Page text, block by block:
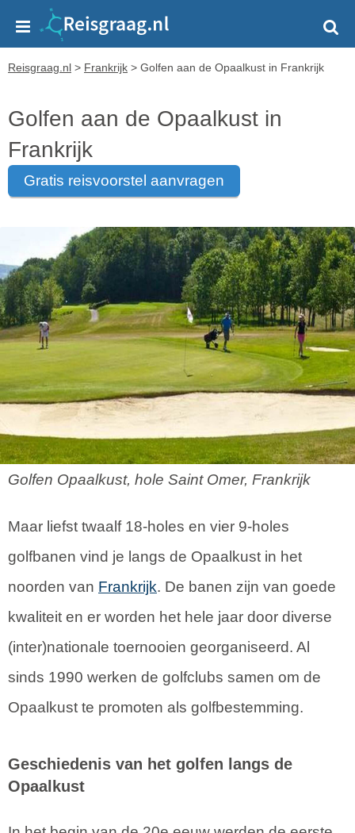
Reisgraag.nl > Frankrijk > Golfen aan de Opaalkust in Frankrijk
Golfen aan de Opaalkust in
Frankrijk
gratis reisvoorstel aanvragen
Golfen Opaalkust, hole Saint Omer, Frankrijk
Maar liefst twaalf 18-holes en vier 9-holes
golfbanen vind je langs de Opaalkust in het
noorden van Frankrijk. De banen zijn van goede
kwaliteit en er worden het hele jaar door diverse
(inter)nationale toernooien georganiseerd. Al
sinds 1990 werken de golfclubs samen om de
Opaalkust te promoten als golfbestemming.
Geschiedenis van het golfen langs de
Opaalkust